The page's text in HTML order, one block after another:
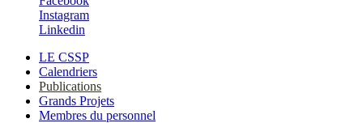
Instagram
Linkedin
LE CSSP
Calendriers
Publications
Grands Projets
Membres du personnel